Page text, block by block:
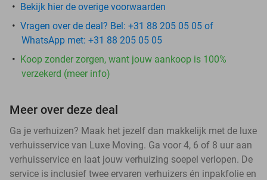
Bekijk hier de overige voorwaarden
Vragen over de deal? Bel: +31 88 205 05 05 of
WhatsApp met: +31 88 205 05 05
Koop zonder zorgen, want jouw aankoop is 100%
verzekerd (meer info)
Meer over deze deal
Ga je verhuizen? Maak het jezelf dan makkelijk met de luxe
verhuisservice van Luxe Moving. Ga voor 4, 6 of 8 uur aan
verhuisservice en laat jouw verhuizing soepel verlopen. De
service is inclusief twee ervaren verhuizers én inpakfolie en